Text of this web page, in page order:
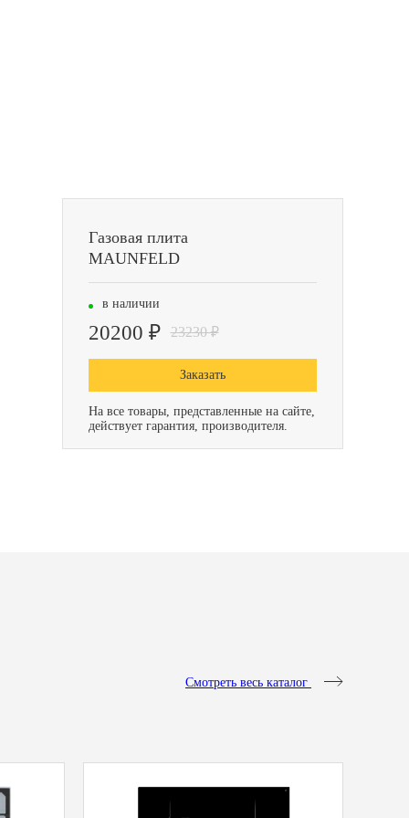
Газовая плита
MAUNFELD
в наличии
20200 ₽ 23230 ₽
Заказать
На все товары, представленные на сайте,
действует гарантия, производителя.
Смотреть весь каталог